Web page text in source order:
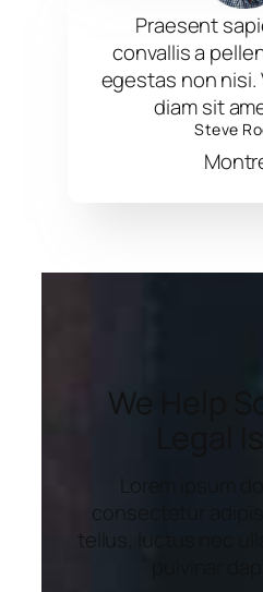
Praesent
convallis a
egestas non nisi.
diam sit
Steve
We Help
Lorem ipsum
consectetur
tellus, luctus nec